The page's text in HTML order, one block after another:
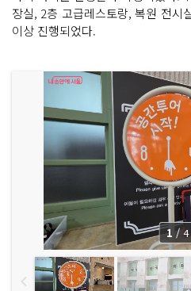
장실, 2층 고급레스토랑, 복원 전시
이상 진행되었다.
1 / 4